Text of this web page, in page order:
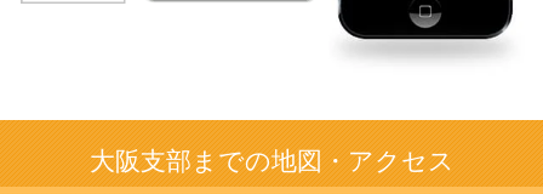
大阪支部までの地図・アクセス